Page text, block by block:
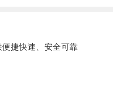
捷快速、安全可靠